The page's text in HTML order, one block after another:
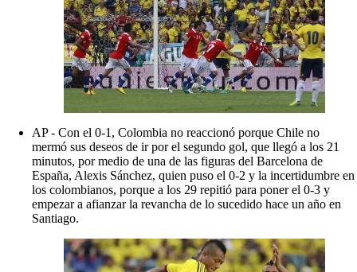
AP - Con el 0-1, Colombia no reaccionó porque Chile no
mermó sus deseos de ir por el segundo gol, que llegó a los 21
minutos, por medio de una de las figuras del Barcelona de
España, Alexis Sánchez, quien puso el 0-2 y la incertidumbre en
los colombianos, porque a los 29 repitió para poner el 0-3 y
empezar a afianzar la revancha de lo sucedido hace un año en
Santiago.